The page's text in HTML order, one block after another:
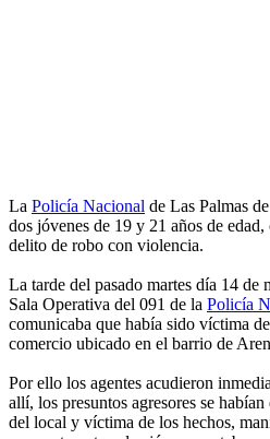
La Policía Nacional de Las Palmas
dos jóvenes de 19 y 21 años de
delito de robo con violencia.
La tarde del pasado martes día 14 de
Sala Operativa del 091 de la Policía
comunicaba que había sido víctima
comercio ubicado en el barrio de
Por ello los agentes acudieron
allí, los presuntos agresores se
del local y víctima de los hechos,